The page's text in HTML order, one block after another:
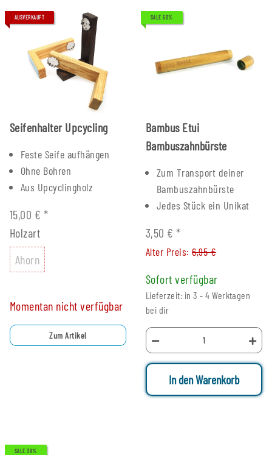
AUSVERKAUFT
Seifenhalter Upcycling
Feste Seife aufhängen
Ohne Bohren
Aus Upcyclingholz
15,00 € *
Holzart
AhornAhorn
Momentan nicht verfügbar
Zum Artikel
SALE 50%
Bambus Etui
Bambuszahnbürste
Zum Transport deiner
Bambuszahnbürste
Jedes Stück ein Unikat
3,50 €*
Alter Preis:6,95 €
Sofort verfügbar
Lieferzeit: in 3 - 4 Werktagen
bei dir
In den Warenkorb
SALE 39%